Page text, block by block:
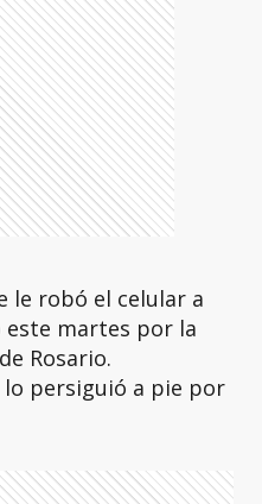
le robó el celular a
martes por la
Rosario.
persiguió a pie por